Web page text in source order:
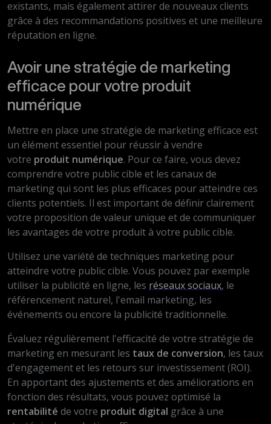
existants, mais également attirer de nouveaux clients
grâce à des recommandations positives et une meilleure
réputation en ligne.
Avoir une stratégie de marketing
efficace pour votre produit
numérique
Mettre en place une stratégie de marketing efficace est
un élément essentiel pour réussir à vendre
votre produit numérique. Pour ce faire, vous devez
comprendre votre public cible et les canaux de
marketing qui sont les plus efficaces pour atteindre ces
clients potentiels. Il est important de définir clairement
votre proposition de valeur unique et de communiquer
les avantages de votre produit à votre public cible.
Utilisez une variété de techniques marketing pour
atteindre votre public cible. Vous pouvez par exemple
utiliser la publicité en ligne, les réseaux sociaux, le
référencement naturel, l'email marketing, les
événements ou encore la publicité traditionnelle.
Évaluez régulièrement l'efficacité de votre stratégie de
marketing en mesurant les taux de conversion, les taux
d'engagement et les retours sur investissement (ROI).
En apportant des ajustements et des améliorations en
fonction des résultats, vous pouvez optimisé la
rentabilité de votre produit digital grâce à une